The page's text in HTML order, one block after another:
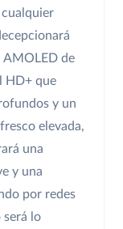
cualquier
AMOLED de
HD+ que
y un
elevada,
una
y una
por redes
será lo